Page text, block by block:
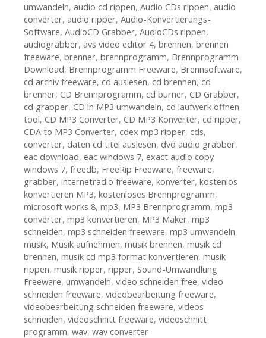
umwandeln, audio cd rippen, Audio CDs rippen, audio
converter, audio ripper, Audio-Konvertierungs-
Software, AudioCD Grabber, AudioCDs rippen,
audiograbber, avs video editor 4, brennen, brennen
freeware, brenner, brennprogramm, Brennprogramm
Download, Brennprogramm Freeware, Brennsoftware,
cd archiv freeware, cd auslesen, cd brennen, cd
brenner, CD Brennprogramm, cd burner, CD Grabber,
cd grapper, CD in MP3 umwandeln, cd laufwerk öffnen
tool, CD MP3 Converter, CD MP3 Konverter, cd ripper,
CDA to MP3 Converter, cdex mp3 ripper, cds,
converter, daten cd titel auslesen, dvd audio grabber,
eac download, eac windows 7, exact audio copy
windows 7, freedb, FreeRip Freeware, freeware,
grabber, internetradio freeware, konverter, kostenlos
konvertieren MP3, kostenloses Brennprogramm,
microsoft works 8, mp3, MP3 Brennprogramm, mp3
converter, mp3 konvertieren, MP3 Maker, mp3
schneiden, mp3 schneiden freeware, mp3 umwandeln,
musik, Musik aufnehmen, musik brennen, musik cd
brennen, musik cd mp3 format konvertieren, musik
rippen, musik ripper, ripper, Sound-Umwandlung
Freeware, umwandeln, video schneiden free, video
schneiden freeware, videobearbeitung freeware,
videobearbeitung schneiden freeware, videos
schneiden, videoschnitt freeware, videoschnitt
programm, wav, wav converter